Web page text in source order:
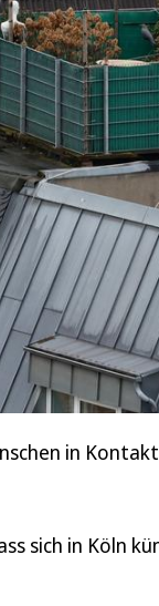
in
sich in Köln